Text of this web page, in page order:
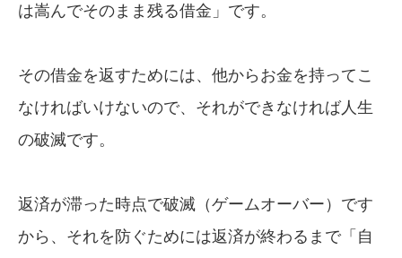
は嵩んでそのまま残る借金」です。
その借金を返すためには、他からお金を持ってこ
なければいけないので、それができなければ人生
の破滅です。
返済が滞った時点で破滅（ゲームオーバー）です
から、それを防ぐためには返済が終わるまで「自